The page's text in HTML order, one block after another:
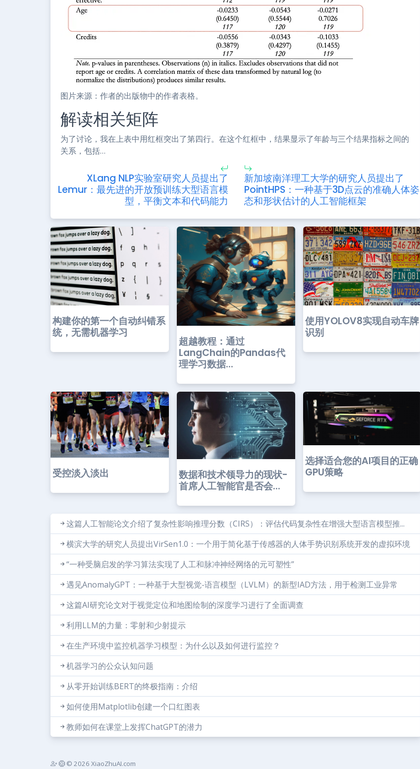
图片来源：作者的出版物中的作者表格。
解读相关矩阵
为了讨论，我在上表中用红框突出了第四行。在这个红框中，结果显示了年龄与三个结果指标之间的
关系，包括…
XLang NLP实验室研究人员提出了
Lemur：最先进的开放预训练大型语言模
型，平衡文本和代码能力
新加坡南洋理工大学的研究人员提出了
PointHPS：一种基于3D点云的准确人体姿
态和形状估计的人工智能框架
构建你的第一个自动纠错系
统，无需机器学习
超越教程：通过
LangChain的Pandas代
理学习数据...
使用YOLOV8实现自动车牌
识别
受控淡入淡出
数据和技术领导力的现状-
首席人工智能官是否会...
选择适合您的AI项目的正确
GPU策略
这篇人工智能论文介绍了复杂性影响推理分数（CIRS）：评估代码复杂性在增强大型语言模型推...
横滨大学的研究人员提出VirSen1.0：一个用于简化基于传感器的人体手势识别系统开发的虚拟环境
“一种受脑启发的学习算法实现了人工和脉冲神经网络的元可塑性”
遇见AnomalyGPT：一种基于大型视觉-语言模型（LVLM）的新型IAD方法，用于检测工业异常
这篇AI研究论文对于视觉定位和地图绘制的深度学习进行了全面调查
利用LLM的力量：零射和少射提示
在生产环境中监控机器学习模型：为什么以及如何进行监控？
机器学习的公众认知问题
从零开始训练BERT的终极指南：介绍
如何使用Matplotlib创建一个口红图表
教师如何在课堂上发挥ChatGPT的潜力
© 2026 XiaoZhuAI.com